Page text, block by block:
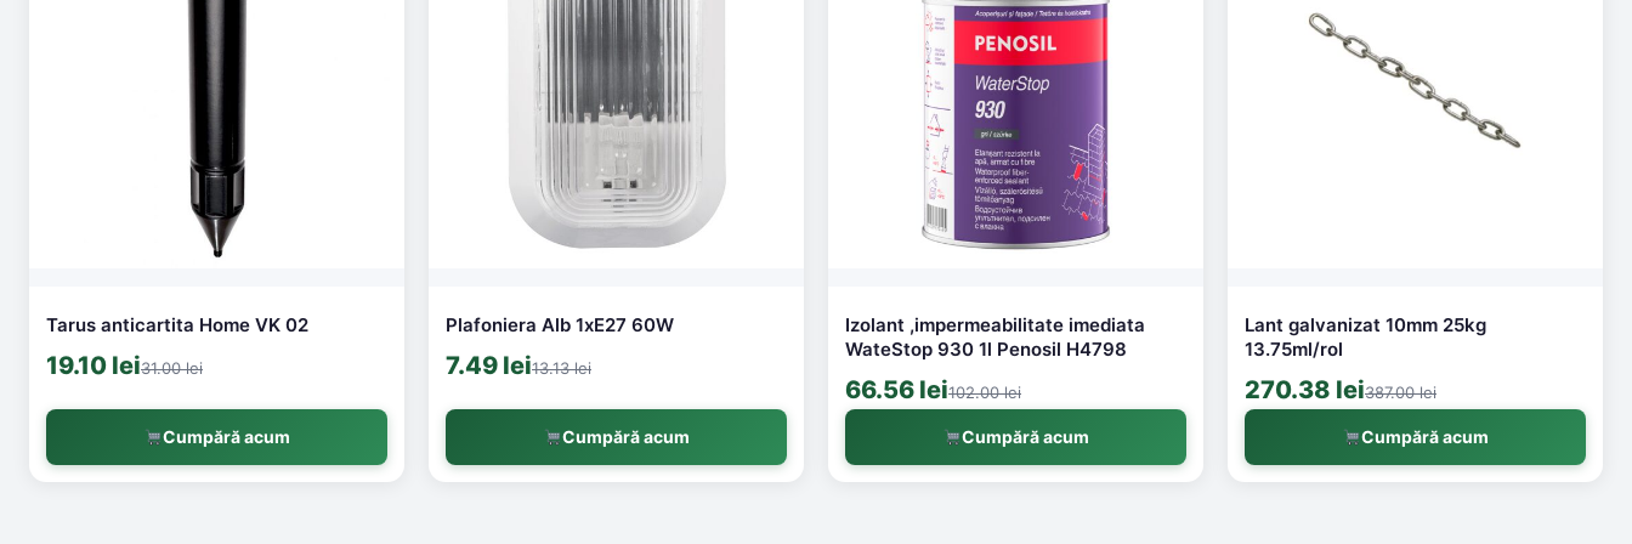
Tarus anticartita Home VK 02
19.10 lei31.00 lei
Cumpără acum
Plafoniera Alb 1xE27 60W
7.49 lei13.13 lei
Cumpără acum
Izolant ,impermeabilitate imediata
WateStop 930 1l Penosil H4798
66.56 lei102.00 lei
Cumpără acum
Lant galvanizat 10mm 25kg
13.75ml/rol
270.38 lei387.00 lei
Cumpără acum